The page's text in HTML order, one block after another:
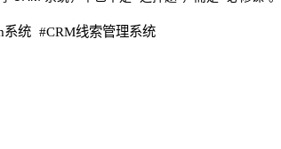
系统 #CRM线索管理系统